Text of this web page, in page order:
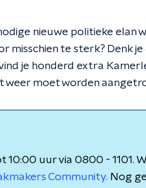
nieuwe politieke elan
misschien te sterk? Denk
je honderd extra
weer moet worden
10:00 uur via 0800 - 1101.
Community. Nog